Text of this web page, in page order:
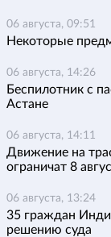
06 августа, 09:51
Некоторые
06 августа, 14:26
Беспилотник с
Астане
06 августа, 14:11
Движение на
ограничат 8
06 августа, 13:24
35 граждан
решению суда